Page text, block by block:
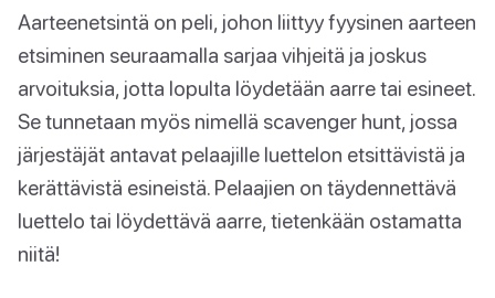
Aarteenetsintä on peli, johon liittyy fyysinen aarteen
etsiminen seuraamalla sarjaa vihjeitä ja joskus
arvoituksia, jotta lopulta löydetään aarre tai esineet.
Se tunnetaan myös nimellä scavenger hunt, jossa
järjestäjät antavat pelaajille luettelon etsittävistä ja
kerättävistä esineistä. Pelaajien on täydennettävä
luettelo tai löydettävä aarre, tietenkään ostamatta
niitä!